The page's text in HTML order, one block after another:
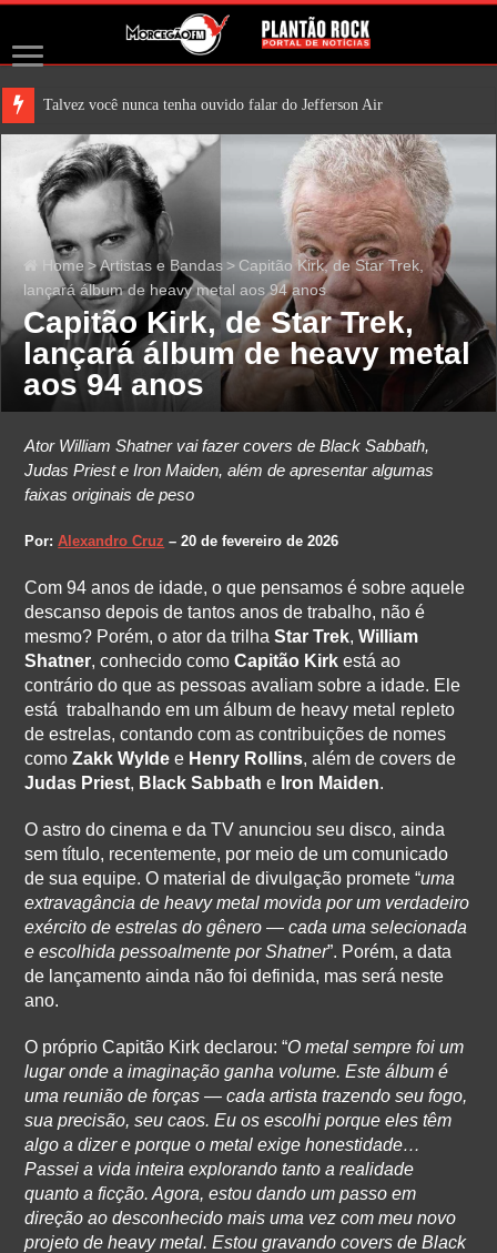
Talvez você nunca tenha ouvido falar do Jefferson Airplane. Mas é
Home >Artistas e Bandas > Capitão Kirk, de Star Trek,
lançará álbum de heavy metal aos 94 anos
Capitão Kirk, de Star Trek,
lançará álbum de heavy metal
aos 94 anos
Ator William Shatner vai fazer covers de Black Sabbath,
Judas Priest e Iron Maiden, além de apresentar algumas
faixas originais de peso
Por:Alexandro Cruz – 20 de fevereiro de 2026
Com 94 anos de idade, o que pensamos é sobre aquele
descanso depois de tantos anos de trabalho, não é
mesmo? Porém, o ator da trilhaStar Trek,William
Shatner, conhecido comoCapitão Kirk está ao
contrário do que as pessoas avaliam sobre a idade. Ele
está trabalhando em um álbum de heavy metal repleto
de estrelas, contando com as contribuições de nomes
comoZakk Wylde e Henry Rollins, além de covers de
Judas Priest, Black Sabbath e Iron Maiden.
O astro do cinema e da TV anunciou seu disco, ainda
sem título, recentemente, por meio de um comunicado
de sua equipe. O material de divulgação promete “uma
extravagância de heavy metal movida por um verdadeiro
exército de estrelas do gênero — cada uma selecionada
e escolhida pessoalmente por Shatner”. Porém, a data
de lançamento ainda não foi definida, mas será neste
ano.
O próprio Capitão Kirk declarou: “O metal sempre foi um
lugar onde a imaginação ganha volume. Este álbum é
uma reunião de forças — cada artista trazendo seu fogo,
sua precisão, seu caos. Eu os escolhi porque eles têm
algo a dizer e porque o metal exige honestidade…
Passei a vida inteira explorando tanto a realidade
quanto a ficção. Agora, estou dando um passo em
direção ao desconhecido mais uma vez com meu novo
projeto de heavy metal. Estou gravando covers de Black